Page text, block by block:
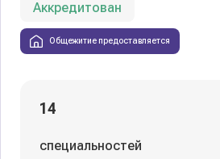
Аккредитован
Общежитие предоставляется
14
специальностей